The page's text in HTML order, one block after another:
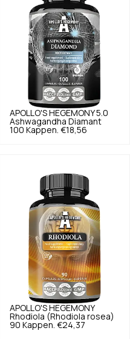
APOLLO'S HEGEMONY 5.0
Ashwagandha Diamant
100 Kappen. €18,56
APOLLO'S HEGEMONY
Rhodiola (Rhodiola rosea)
90 Kappen. €24,37